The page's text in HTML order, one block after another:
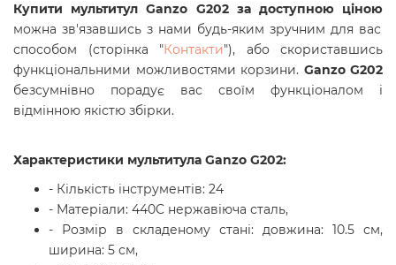
Купити мультитул Ganzo G202 за доступною ціною
можна зв'язавшись з нами будь-яким зручним для вас
способом (сторінка "Контакти"), або скориставшись
функціональними можливостями корзини. Ganzo G202
безсумнівно порадує вас своїм функціоналом і
відмінною якістю збірки.
Характеристики мультитула Ganzo G202:
- Кількість інструментів: 24
- Матеріали: 440C нержавіюча сталь,
- Розмір в складеному стані: довжина: 10.5 см,
ширина: 5 см,